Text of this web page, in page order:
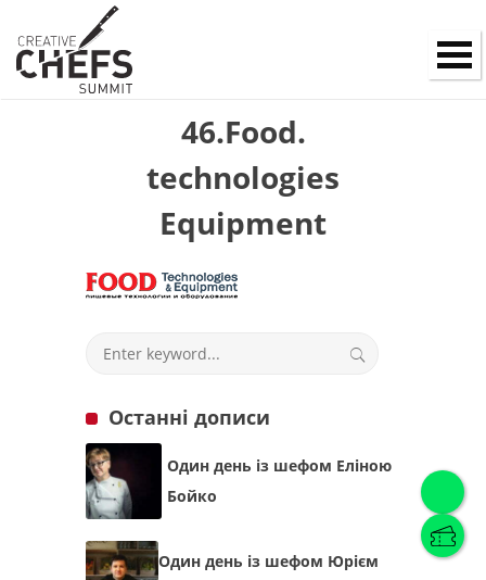
Українська(Українська)
46.Food.
technologies
Equipment
Останні дописи
Один день із шефом Еліною
Бойко
Один день із шефом Юрієм